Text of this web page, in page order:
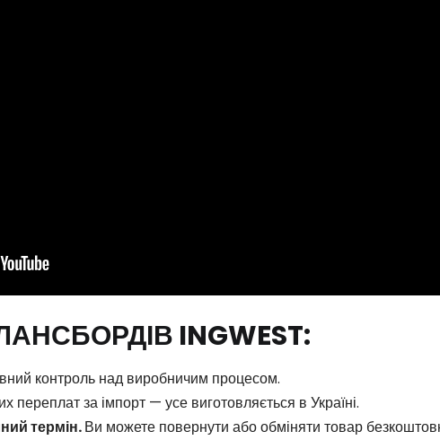
INGWEST:
контроль над виробничим процесом.
переплат за імпорт — усе виготовляється в Україні.
термін.Ви можете повернути або обміняти товар